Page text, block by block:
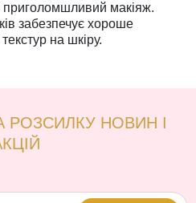
приголомшливий макіяж.
забезпечує хороше
на шкіру.
РОЗСИЛКУ НОВИН І